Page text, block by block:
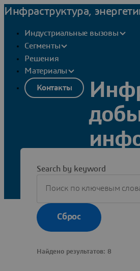
Инфраструктура,
Индустриальные вызовы
Сегменты
Решения
Материалы
Контакты
Добро
последними
Search by keyword
Сброс
Найдено результатов: 8